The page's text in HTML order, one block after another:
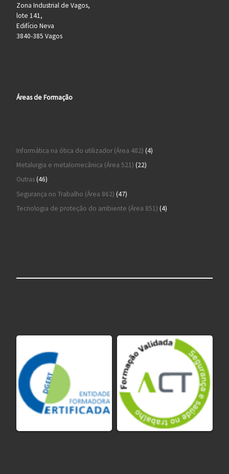
Zona Industrial de Vagos,
lote 141,
Edifício Neva
3840-385 Vagos
Áreas de Formação
Informática na ótica do utilizador (Área 482) 44 produtos
Metalurgia e metalomecânica (Área 521) 2222 produtos
Outras 4646 produtos
Segurança no Trabalho (Área 862) 4747 produtos
Tecnologia de proteção do ambiente (Área 851) 44 produtos